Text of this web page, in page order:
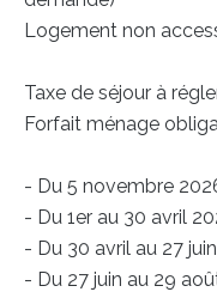
Logement non
Taxe de séjour à
Forfait ménage
- Du 5 novembre
- Du 1er au 30 avril
- Du 30 avril au 27
- Du 27 juin au 29